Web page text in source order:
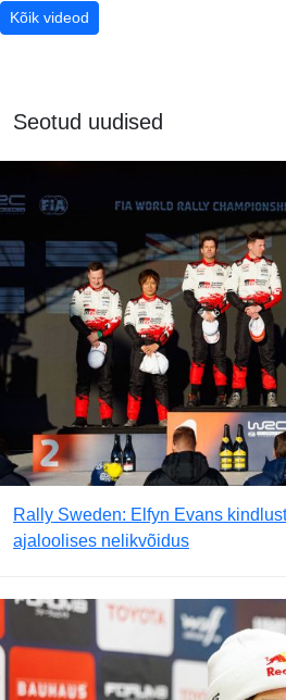
Kõik videod
Seotud uudised
Rally Sweden: Elfyn Evans
ajaloolises nelikvõidus